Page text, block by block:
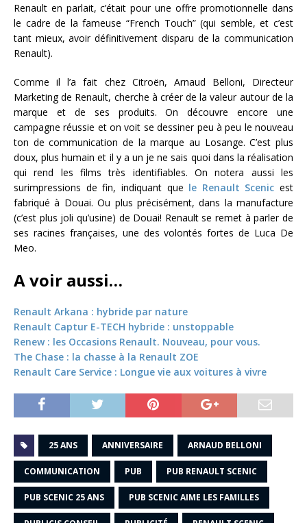
Renault en parlait, c’était pour une offre promotionnelle dans
le cadre de la fameuse “French Touch” (qui semble, et c’est
tant mieux, avoir définitivement disparu de la communication
Renault).
Comme il l’a fait chez Citroën, Arnaud Belloni, Directeur
Marketing de Renault, cherche à créer de la valeur autour de la
marque et de ses produits. On découvre encore une
campagne réussie et on voit se dessiner peu à peu le nouveau
ton de communication de la marque au Losange. C’est plus
doux, plus humain et il y a un je ne sais quoi dans la réalisation
qui rend les films très identifiables. On notera aussi les
surimpressions de fin, indiquant que le Renault Scenic est
fabriqué à Douai. Ou plus précisément, dans la manufacture
(c’est plus joli qu’usine) de Douai! Renault se remet à parler de
ses racines françaises, une des volontés fortes de Luca De
Meo.
A voir aussi…
Renault Arkana : hybride par nature
Renault Captur E-TECH hybride : unstoppable
Renew : les Occasions Renault. Nouveau, pour vous.
The Chase : la chasse à la Renault ZOE
Renault Care Service : Longue vie aux voitures à vivre
25 ANS ANNIVERSAIRE ARNAUD BELLONI
COMMUNICATION PUB PUB RENAULT SCENIC
PUB SCENIC 25 ANS PUB SCENIC AIME LES FAMILLES